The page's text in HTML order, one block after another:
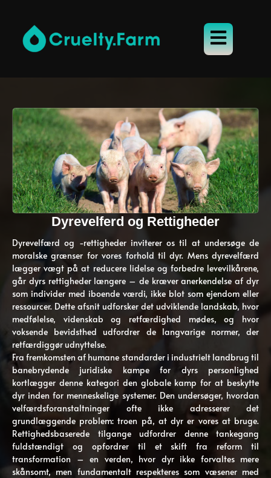
Dyrevelferd og Rettigheder
Dyrevelfærd og -rettigheder inviterer os til at undersøge de
moralske grænser for vores forhold til dyr. Mens dyrevelfærd
lægger vægt på at reducere lidelse og forbedre levevilkårene,
går dyrs rettigheder længere – de kræver anerkendelse af dyr
som individer med iboende værdi, ikke blot som ejendom eller
ressourcer. Dette afsnit udforsker det udviklende landskab, hvor
medfølelse, videnskab og retfærdighed mødes, og hvor
voksende bevidsthed udfordrer de langvarige normer, der
retfærdiggør udnyttelse.
Fra fremkomsten af ​​humane standarder i industrielt landbrug til
banebrydende juridiske kampe for dyrs personlighed
kortlægger denne kategori den globale kamp for at beskytte
dyr inden for menneskelige systemer. Den undersøger, hvordan
velfærdsforanstaltninger ofte ikke adresserer det
grundlæggende problem: troen på, at dyr er vores at bruge.
Rettighedsbaserede tilgange udfordrer denne tankegang
fuldstændigt og opfordrer til et skift fra reform til
transformation – en verden, hvor dyr ikke forvaltes mere
skånsomt, men fundamentalt respekteres som væsener med